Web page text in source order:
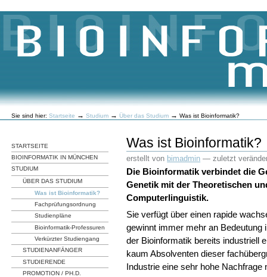
Direkt
zum
Inhalt
|
Direkt
zur
Navigation
Benutzerspezifische
Werkzeuge
Sie sind hier: Startseite →Studium →Über das Studium →Was ist Bioinformatik?
STARTSEITE
BIOINFORMATIK IN MÜNCHEN
STUDIUM
ÜBER DAS STUDIUM
Was ist Bioinformatik?
Fachprüfungsordnung
Studienpläne
Bioinformatik-Professuren
Verkürzter Studiengang
STUDIENANFÄNGER
STUDIERENDE
PROMOTION / PH.D.
Was ist Bioinformatik?
erstellt von bimadmin —zuletzt
Die Bioinformatik verbindet die
Genetik mit der Theoretischen
Computerlinguistik.
Sie verfügt über einen rapide
gewinnt immer mehr an Bedeutung
der Bioinformatik bereits industriell
kaum Absolventen dieser
Industrie eine sehr hohe